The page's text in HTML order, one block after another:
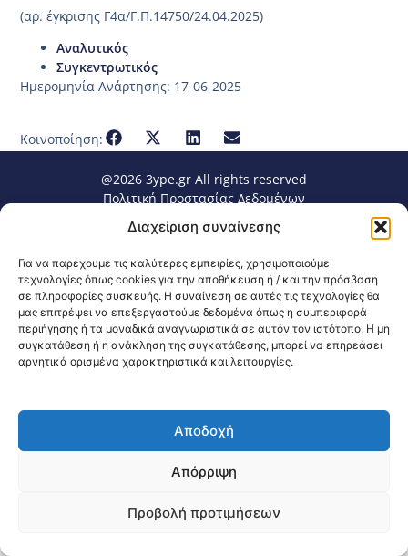
Διαχείριση συναίνεσης
Για να παρέχουμε τις καλύτερες εμπειρίες, χρησιμοποιούμε
τεχνολογίες όπως cookies για την αποθήκευση ή / και την πρόσβαση
σε πληροφορίες συσκευής. Η συναίνεση σε αυτές τις τεχνολογίες θα
μας επιτρέψει να επεξεργαστούμε δεδομένα όπως η συμπεριφορά
περιήγησης ή τα μοναδικά αναγνωριστικά σε αυτόν τον ιστότοπο. Η μη
συγκατάθεση ή η ανάκληση της συγκατάθεσης, μπορεί να επηρεάσει
αρνητικά ορισμένα χαρακτηριστικά και λειτουργίες.
Αποδοχή
Απόρριψη
Προβολή προτιμήσεων
(αρ. έγκρισης Γ4α/Γ.Π.14750/24.04.2025)
Αναλυτικός
Συγκεντρωτικός
Ημερομηνία Ανάρτησης: 17-06-2025
Κοινοποίηση:
@2026 3ype.gr All rights reserved
Πολιτική Προστασίας Δεδομένων
Θεσσαλονίκη, Ελλάδα
Τηλ: +30 2311 226 200
email: 3ype@3ype.gr
Page Visits:
Website Visits: 1591228